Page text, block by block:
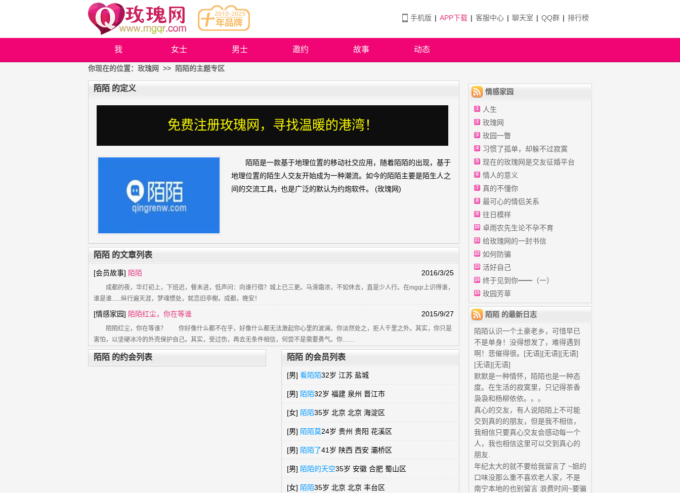
手机版 | APP下载 | 客服中心 | 聊天室 | QQ群 | 排行榜
我 女士 男士 邀约 故事 动态
你现在的位置： 玫瑰网 >> 陌陌的主题专区
陌陌 的定义
免费注册玫瑰网，寻找温暖的港湾！
陌陌是一款基于地理位置的移动社交应用，随着陌陌的出现，基于
地理位置的陌生人交友开始成为一种潮流。如今的陌陌主要是陌生人之
间的交流工具，也是广泛的默认为约炮软件。 (玫瑰网)
陌陌 的文章列表
2016/3/25
[会员故事] 陌陌
成都的夜，华灯初上，下班迟，餐未进，低声问：向谁行宿？城上已三更。马滑霜浓，不如休去，直是少人行。在mgqr上识得谁，
谁是谁......纵行遍天涯，梦魂惯处，就恋旧亭榭。成都，晚安！
2015/9/27
[情感家园] 陌陌红尘，你在等谁
陌陌红尘，你在等谁？ 你好像什么都不在乎，好像什么都无法激起你心里的波澜。你淡然处之，拒人千里之外。其实，你只是
害怕，以坚硬冰冷的外壳保护自己。其实，受过伤，再去无条件相信，何尝不是需要勇气。你……
陌陌 的会员列表
[男] 看陌陌32岁 江苏 盐城
[男] 陌陌32岁 福建 泉州 晋江市
[女] 陌陌35岁 北京 北京 海淀区
[男] 陌陌莫24岁 贵州 贵阳 花溪区
[男] 陌陌了41岁 陕西 西安 灞桥区
[男] 陌陌的天空35岁 安徽 合肥 蜀山区
[女] 陌陌35岁 北京 北京 丰台区
陌陌 的约会列表
情感家园
1 人生
2 玫瑰网
3 玫园一瞥
4 习惯了孤单，却躲不过寂寞
5 现在的玫瑰网是交友征婚平台
6 情人的意义
7 真的不懂你
8 最可心的情侣关系
9 往日模样
10 卓雨农先生论不孕不育
11 给玫瑰网的一封书信
12 如何防骗
13 活好自己
14 终于见到你━━（一）
15 玫园芳草
陌陌 的最新日志
陌陌认识一个土豪老乡，可惜早已
不是单身！没得想发了，难得遇到
啊！悲催得很。[无语][无语][无语]
[无语][无语]
默默是一种情怀，陌陌也是一种态
度。在生活的寂寞里，只记得茶香
袅袅和杨柳依依。。。
真心的交友，有人说陌陌上不可能
交到真的的朋友，但是我不相信，
我相信只要真心交友会感动每一个
人，我也相信这里可以交到真心的
朋友.
年纪太大的就不要给我留言了 ~姐的
口味没那么重不喜欢老人家，不是
南宁本地的也别留言 浪费时间~要骗